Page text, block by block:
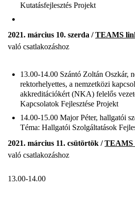
Kutatásfejlesztés Projekt
2021. március 10. szerda /TEAMS
való csatlakozáshoz
13.00-14.00 Szántó Zoltán Oszkár,
rektorhelyettes, a nemzetközi
akkreditációkért (NKA) felelős
Kapcsolatok Fejlesztése Projekt
14.00-15.00 Major Péter, hallgatói
Téma: Hallgatói Szolgáltatások
2021. március 11. csütörtök /TEAMS
való csatlakozáshoz
13.00-14.00